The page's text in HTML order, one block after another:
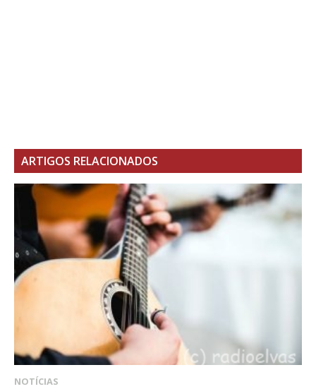
ARTIGOS RELACIONADOS
NOTÍCIAS